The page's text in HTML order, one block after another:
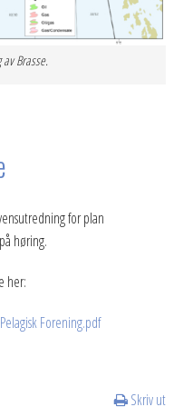
Brasse.
for plan
høring.
her:
Forening.pdf
Skriv ut